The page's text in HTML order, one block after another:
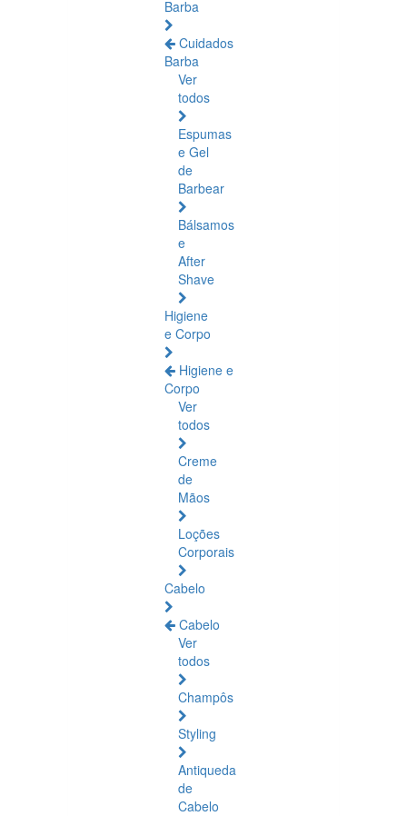
Barba
Cuidados
Barba
Ver
todos
Espumas
e Gel
de
Barbear
Bálsamos
e
After
Shave
Higiene
e Corpo
Higiene e
Corpo
Ver
todos
Creme
de
Mãos
Loções
Corporais
Cabelo
Cabelo
Ver
todos
Champôs
Styling
Antiqueda
de
Cabelo